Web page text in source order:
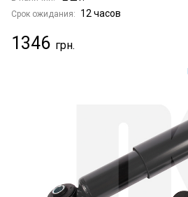
Срок ожидания: 12 часов
1346